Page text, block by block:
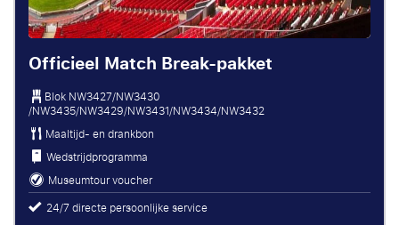
Officieel Match Break-pakket
BlokNW3427/NW3430
/NW3435/NW3429/NW3431/NW3434/NW3432
Maaltijd- en drankbon
Wedstrijdprogramma
Museumtour voucher
24/7 directe persoonlijke service